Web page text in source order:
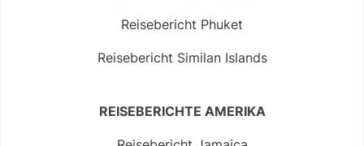
Reisebericht Phuket
Reisebericht Similan Islands
REISEBERICHTE AMERIKA